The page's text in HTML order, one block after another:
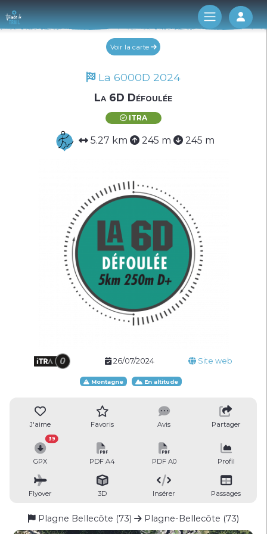
Log
Voir la carte
La 6000D 2024
La 6D Défoulée
ITRA
5.27 km 245 m 245 m
26/07/2024 Site web
Montagne En altitude
J'aime Favoris Avis Partager
GPX
39
PDF A4 PDF A0 Profil
Flyover 3D Insérer Passages
Plagne Bellecôte (73) Plagne-Bellecôte (73)